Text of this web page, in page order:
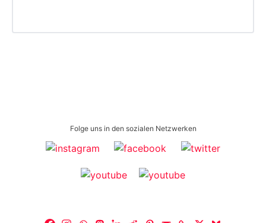
Folge uns in den sozialen Netzwerken